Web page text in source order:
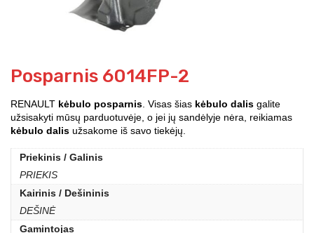
Posparnis 6014FP-2
RENAULT kėbulo posparnis . Visas šias kėbulo dalis galite
užsisakyti mūsų parduotuvėje, o jei jų sandėlyje nėra, reikiamas
kėbulo dalis užsakome iš savo tiekėjų.
Priekinis / Galinis
PRIEKIS
Kairinis / Dešininis
DEŠINĖ
Gamintojas